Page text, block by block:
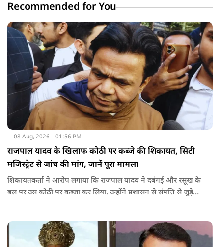
Recommended for You
08 Aug, 2026 01:56 PM
राजपाल यादव के खिलाफ कोठी पर कब्जे की शिकायत, सिटी
मजिस्ट्रेट से जांच की मांग, जानें पूरा मामला
शिकायतकर्ता ने आरोप लगाया कि राजपाल यादव ने दबंगई और रसूख के
बल पर उस कोठी पर कब्जा कर लिया. उन्होंने प्रशासन से संपत्ति से जुड़े